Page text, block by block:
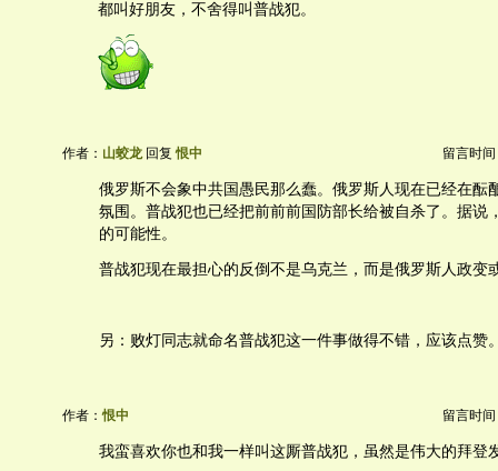
都叫好朋友，不舍得叫普战犯。
作者： 山蛟龙回复恨中 留言时间
俄罗斯不会象中共国愚民那么蠢。俄罗斯人现在已经在酝
氛围。普战犯也已经把前前前国防部长给被自杀了。据说
的可能性。
普战犯现在最担心的反倒不是乌克兰，而是俄罗斯人政变
另：败灯同志就命名普战犯这一件事做得不错，应该点赞
作者：恨中 留言时间
我蛮喜欢你也和我一样叫这厮普战犯，虽然是伟大的拜登